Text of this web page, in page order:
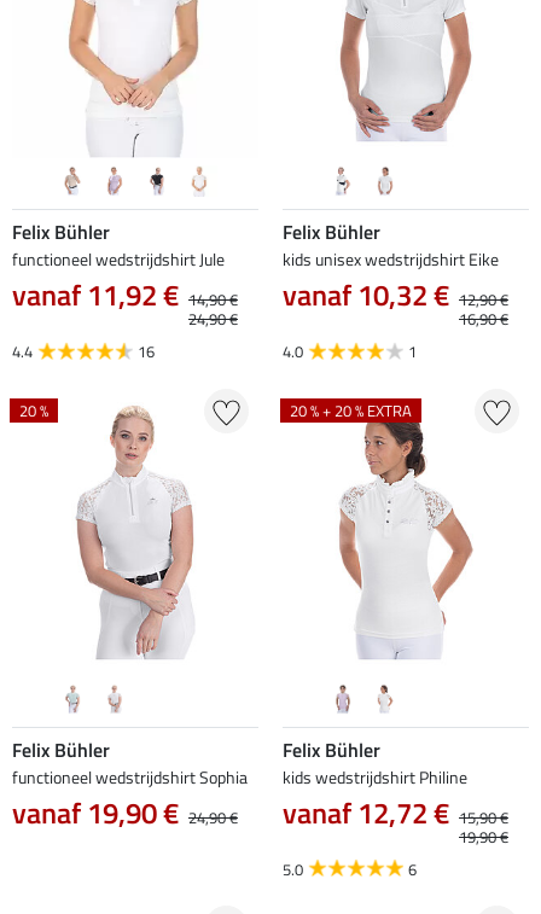
Felix Bühler
functioneel wedstrijdshirt Jule
vanaf 11,92 € 14,90 €
24,90 €
4.4
16
Felix Bühler
kids unisex wedstrijdshirt Eike
vanaf 10,32 € 12,90 €
16,90 €
4.0
1
20 %
Felix Bühler
functioneel wedstrijdshirt Sophia
vanaf 19,90 € 24,90 €
20 % + 20 % EXTRA
Felix Bühler
kids wedstrijdshirt Philine
vanaf 12,72 € 15,90 €
19,90 €
5.0
6